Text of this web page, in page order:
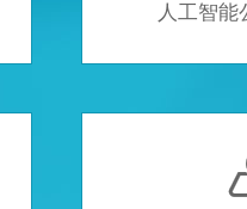
人工智能